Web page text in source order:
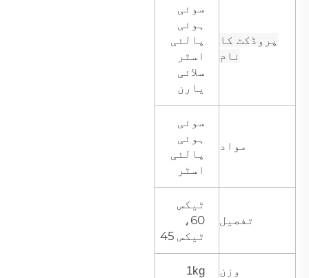
پروڈکٹ کا
نام
سوئی
ہوئی
پالئی
اسٹر
سلائی
یارن
مواد
سوئی
ہوئی
پالئی
اسٹر
تفصیل
ٹیکس
60،
ٹیکس 45
وزن 1kg